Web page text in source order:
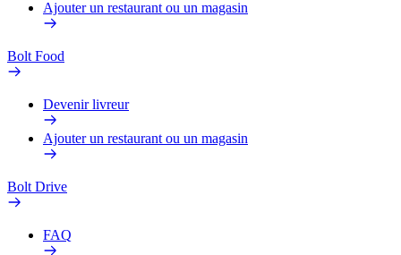
Ajouter un restaurant ou un magasin
Bolt Food
Devenir livreur
Ajouter un restaurant ou un magasin
Bolt Drive
FAQ